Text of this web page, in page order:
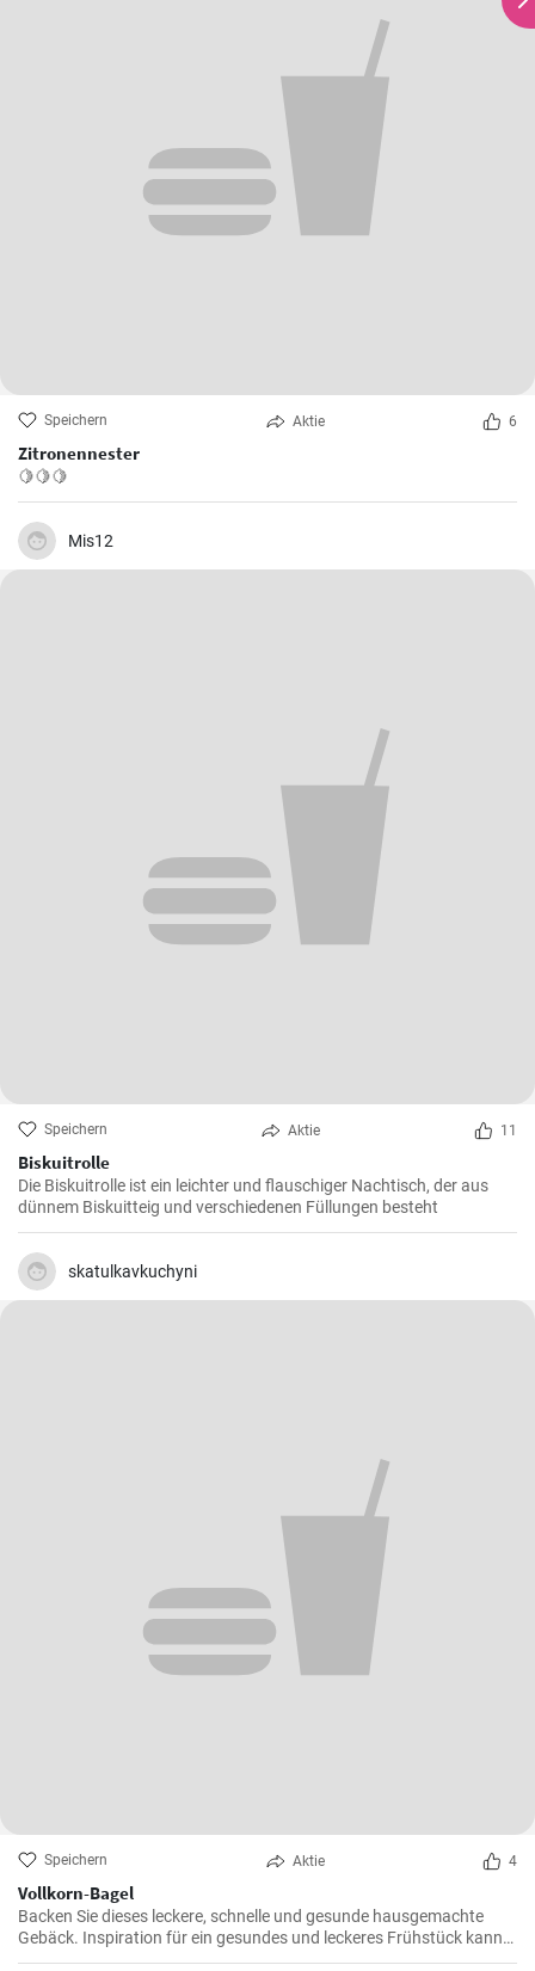
Speichern Aktie 6
Zitronennester
🍋🍋🍋
Mis12
Speichern Aktie 11
Biskuitrolle
Die Biskuitrolle ist ein leichter und flauschiger Nachtisch, der aus
dünnem Biskuitteig und verschiedenen Füllungen besteht
skatulkavkuchyni
Speichern Aktie 4
Vollkorn-Bagel
Backen Sie dieses leckere, schnelle und gesunde hausgemachte
Gebäck. Inspiration für ein gesundes und leckeres Frühstück kann
man nie genug haben.